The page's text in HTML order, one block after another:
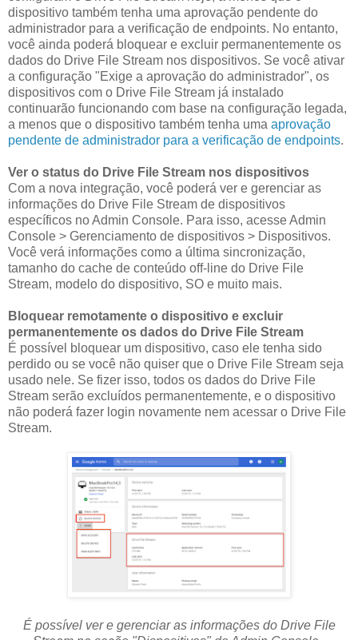
dispositivo também tenha uma aprovação pendente do
administrador para a verificação de endpoints. No entanto,
você ainda poderá bloquear e excluir permanentemente os
dados do Drive File Stream nos dispositivos. Se você ativar
a configuração "Exige a aprovação do administrador", os
dispositivos com o Drive File Stream já instalado
continuarão funcionando com base na configuração legada,
a menos que o dispositivo também tenha uma aprovação
pendente de administrador para a verificação de endpoints.
Ver o status do Drive File Stream nos dispositivos
Com a nova integração, você poderá ver e gerenciar as
informações do Drive File Stream de dispositivos
específicos no Admin Console. Para isso, acesse Admin
Console > Gerenciamento de dispositivos > Dispositivos.
Você verá informações como a última sincronização,
tamanho do cache de conteúdo off-line do Drive File
Stream, modelo do dispositivo, SO e muito mais.
Bloquear remotamente o dispositivo e excluir
permanentemente os dados do Drive File Stream
É possível bloquear um dispositivo, caso ele tenha sido
perdido ou se você não quiser que o Drive File Stream seja
usado nele. Se fizer isso, todos os dados do Drive File
Stream serão excluídos permanentemente, e o dispositivo
não poderá fazer login novamente nem acessar o Drive File
Stream.
É possível ver e gerenciar as informações do Drive File